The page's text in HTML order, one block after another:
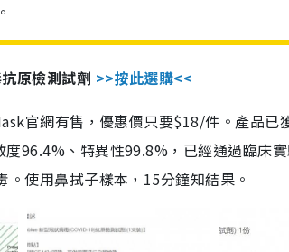
原檢測試劑 >>按此選購<<
官網有售，優惠價只要$18/件。產品已
96.4%、特異性99.8%，已經通過臨床
使用鼻拭子樣本，15分鐘知結果。